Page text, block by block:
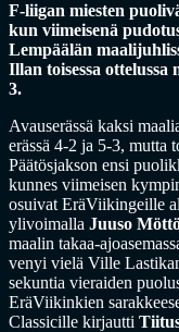
F-liigan miesten
kun viimeisenä
Lempäälän
Illan toisessa ottelussa
3.
Avauserässä kaksi
erässä 4-2 ja 5-3, mutta
Päätösjakson ensi
kunnes viimeisen
osuivat EräViikingeille
ylivoimalla Juuso
maalin takaa-
venyi vielä Ville
sekuntia vieraiden
EräViikinkien
Classicille kirjautti